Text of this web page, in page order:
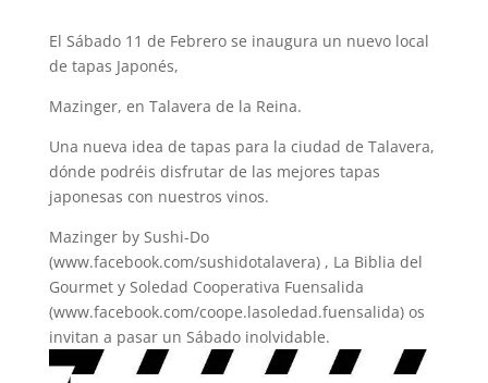
El Sábado 11 de Febrero se inaugura un nuevo local
de tapas Japonés,
Mazinger, en Talavera de la Reina.
Una nueva idea de tapas para la ciudad de Talavera,
dónde podréis disfrutar de las mejores tapas
japonesas con nuestros vinos.
Mazinger by Sushi-Do
(www.facebook.com/sushidotalavera) , La Biblia del
Gourmet y Soledad Cooperativa Fuensalida
(www.facebook.com/coope.lasoledad.fuensalida) os
invitan a pasar un Sábado inolvidable.